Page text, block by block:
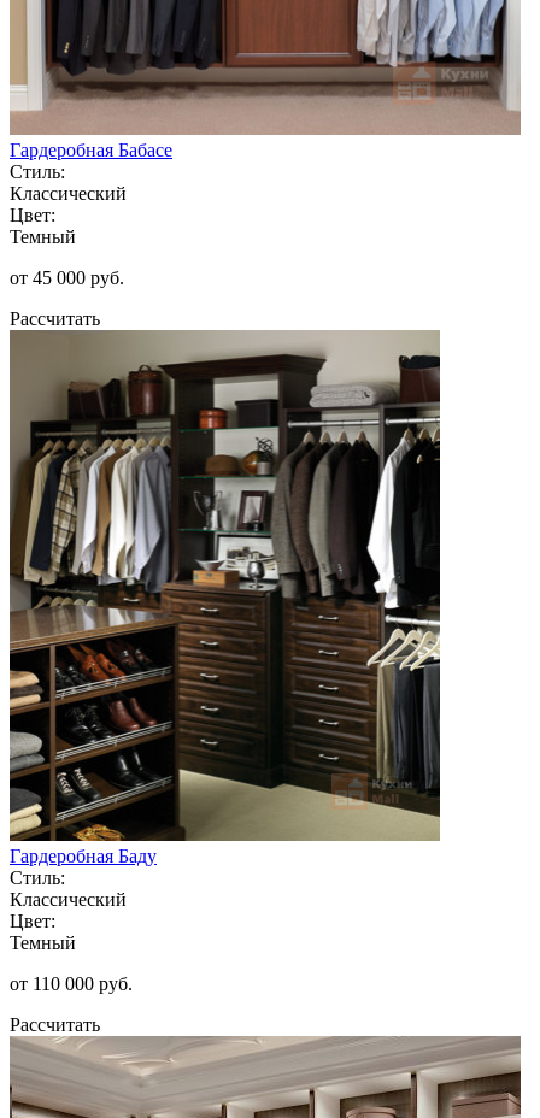
Гардеробная Бабасе
Стиль:
Классический
Цвет:
Темный
от 45 000 руб.
Рассчитать
Гардеробная Баду
Стиль:
Классический
Цвет:
Темный
от 110 000 руб.
Рассчитать